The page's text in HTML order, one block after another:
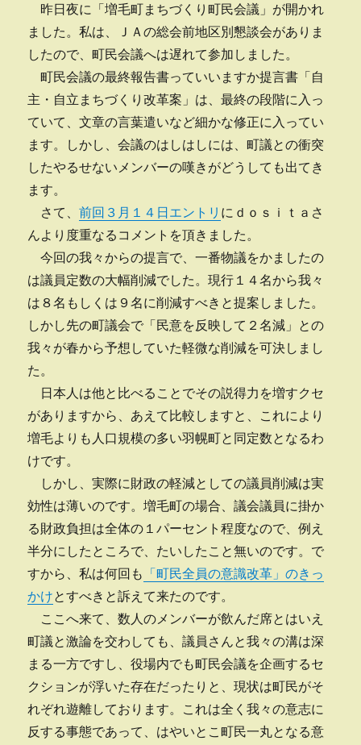
昨日夜に「増毛町まちづくり町民会議」が開かれ
ました。私は、ＪＡの総会前地区別懇談会がありま
したので、町民会議へは遅れて参加しました。
町民会議の最終報告書っていいますか提言書「自
主・自立まちづくり改革案」は、最終の段階に入っ
ていて、文章の言葉遣いなど細かな修正に入ってい
ます。しかし、会議のはしはしには、町議との衝突
したやるせないメンバーの嘆きがどうしても出てき
ます。
さて、前回３月１４日エントリ にｄｏｓｉｔａさ
んより度重なるコメントを頂きました。
今回の我々からの提言で、一番物議をかましたの
は議員定数の大幅削減でした。現行１４名から我々
は８名もしくは９名に削減すべきと提案しました。
しかし先の町議会で「民意を反映して２名減」との
我々が春から予想していた軽微な削減を可決しまし
た。
日本人は他と比べることでその説得力を増すクセ
がありますから、あえて比較しますと、これにより
増毛よりも人口規模の多い羽幌町と同定数となるわ
けです。
しかし、実際に財政の軽減としての議員削減は実
効性は薄いのです。増毛町の場合、議会議員に掛か
る財政負担は全体の１パーセント程度なので、例え
半分にしたところで、たいしたこと無いのです。で
すから、私は何回も 「町民全員の意識改革」のきっ
かけとすべきと訴えて来たのです。
ここへ来て、数人のメンバーが飲んだ席とはいえ
町議と激論を交わしても、議員さんと我々の溝は深
まる一方ですし、役場内でも町民会議を企画するセ
クションが浮いた存在だったりと、現状は町民がそ
れぞれ遊離しております。これは全く我々の意志に
反する事態であって、はやいとこ町民一丸となる意